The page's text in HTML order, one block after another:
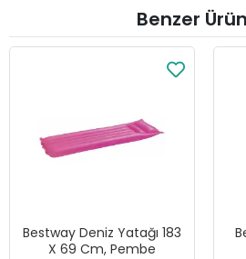
Benzer
Bestway Deniz Yatağı 183
X 69 Cm, Pembe